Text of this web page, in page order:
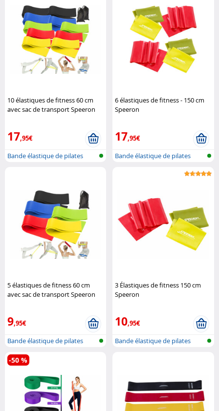
10 élastiques de fitness 60 cm
avec sac de transport Speeron
17,95€
Bande élastique de pilates
6 élastiques de fitness - 150 cm
Speeron
17,95€
Bande élastique de pilates
5 élastiques de fitness 60 cm
avec sac de transport Speeron
9,95€
Bande élastique de pilates
3 Élastiques de fitness 150 cm
Speeron
10,95€
Bande élastique de pilates
-50 %